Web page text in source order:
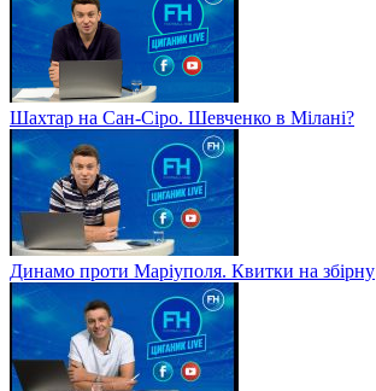
Шахтар на Сан-Сіро. Шевченко в Мілані?
Динамо проти Маріуполя. Квитки на збірну